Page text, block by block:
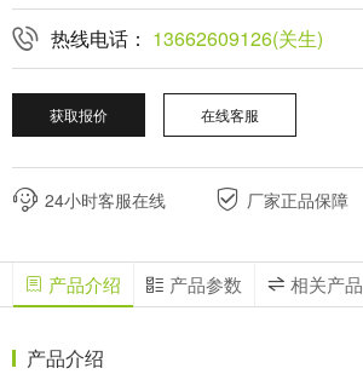
 热线电话： 13662609126(关生)
获取报价 在线客服
24小时客服在线 厂家正品保障
产品介绍 产品参数 相关产品
产品介绍